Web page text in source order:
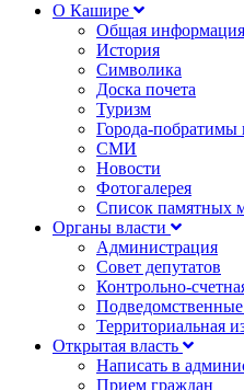
О Кашире
Общая информация
История
Символика
Доска почета
Туризм
Города-побратимы
СМИ
Новости
Фотогалерея
Список памятных
Органы власти
Администрация
Совет депутатов
Контрольно-
Территориальная
Открытая власть
Написать в
Прием граждан